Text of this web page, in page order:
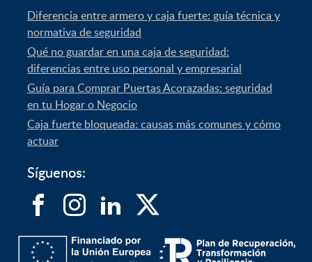
Diferencia entre armero y caja fuerte: guía técnica y
normativa de seguridad
Qué no guardar en una caja de seguridad:
diferencias entre uso personal y empresarial
Guía para Comprar Puertas Acorazadas: seguridad
en tu Hogar o Negocio
Caja fuerte bloqueada: causas más comunes y cómo
actuar
Síguenos: